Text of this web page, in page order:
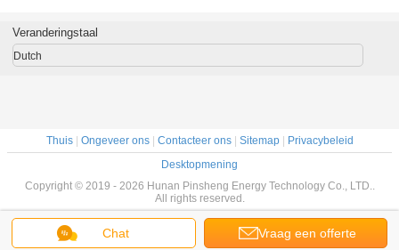
Beschermingskring
brengende
Chat Vraag een offerte
Veranderingstaal
Dutch
Thuis| Ongeveer ons| Contacteer ons| Sitemap| Privacybeleid
Desktopmening
Copyright © 2019 - 2026 Hunan Pinsheng Energy Technology Co., LTD..
All rights reserved.